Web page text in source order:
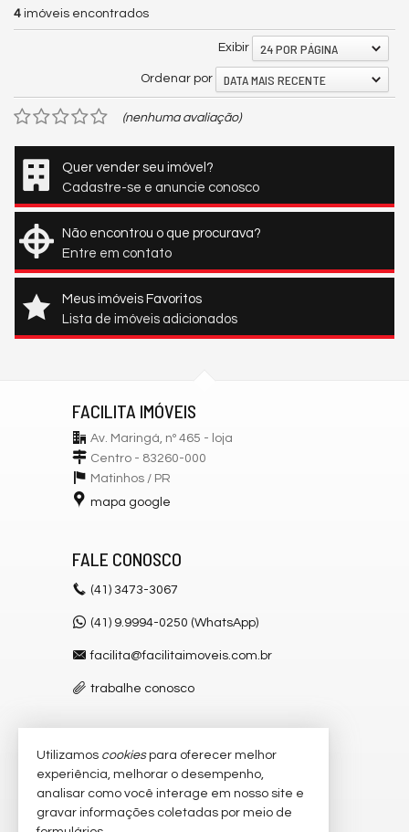
4 imóveis encontrados
Exibir 24 POR PÁGINA
Ordenar por DATA MAIS RECENTE
(nenhuma avaliação)
Quer vender seu imóvel?
Cadastre-se e anuncie conosco
Não encontrou o que procurava?
Entre em contato
Meus imóveis Favoritos
Lista de imóveis adicionados
FACILITA IMÓVEIS
Av. Maringá, nº 465 - loja
Centro - 83260-000
Matinhos / PR
mapa google
FALE CONOSCO
(41) 3473-3067
(41) 9.9994-0250 (WhatsApp)
facilita@facilitaimoveis.com.br
trabalhe conosco
VEJA MAIS
receba nosso newsletter
Utilizamos cookiespara oferecer melhor
experiência, melhorar o desempenho,
analisar como você interage em nosso site e
gravar informações coletadas por meio de